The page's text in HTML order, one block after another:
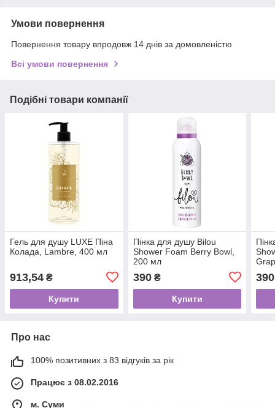
Умови повернення
Повернення товару впродовж 14 днів за домовленістю
Всі умови повернення
Подібні товари компанії
Гель для душу LUXE Піна
Колада, Lambre, 400 мл
913,54 ₴
Купити
Пінка для душу Bilou
Shower Foam Berry Bowl,
200 мл
390₴
Купити
390
Про нас
100% позитивних з 83 відгуків за рік
Працює з 08.02.2016
м. Суми